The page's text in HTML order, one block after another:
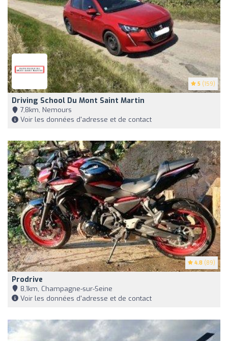
5 (159)
Driving School Du Mont Saint Martin
7,8km, Nemours
Voir les données d'adresse et de contact
4.8 (89)
Prodrive
8,1km, Champagne-sur-Seine
Voir les données d'adresse et de contact